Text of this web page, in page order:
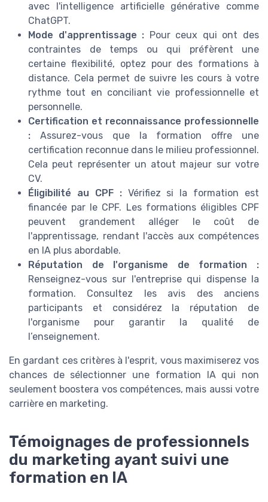
avec l'intelligence artificielle générative comme
ChatGPT.
Mode d'apprentissage : Pour ceux qui ont des
contraintes de temps ou qui préfèrent une
certaine flexibilité, optez pour des formations à
distance. Cela permet de suivre les cours à votre
rythme tout en conciliant vie professionnelle et
personnelle.
Certification et reconnaissance professionnelle
: Assurez-vous que la formation offre une
certification reconnue dans le milieu professionnel.
Cela peut représenter un atout majeur sur votre
CV.
Éligibilité au CPF : Vérifiez si la formation est
financée par le CPF. Les formations éligibles CPF
peuvent grandement alléger le coût de
l'apprentissage, rendant l'accès aux compétences
en IA plus abordable.
Réputation de l'organisme de formation :
Renseignez-vous sur l'entreprise qui dispense la
formation. Consultez les avis des anciens
participants et considérez la réputation de
l'organisme pour garantir la qualité de
l’enseignement.
En gardant ces critères à l'esprit, vous maximiserez vos
chances de sélectionner une formation IA qui non
seulement boostera vos compétences, mais aussi votre
carrière en marketing.
Témoignages de professionnels
du marketing ayant suivi une
formation en IA